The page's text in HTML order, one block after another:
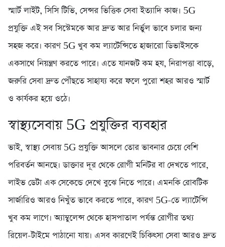
স্মার্ট লাইট, সিসি টিভি, সেন্সর ভিত্তিক সেবা ইত্যাদি কাজ। 5G
প্রযুক্তি এই সব সিস্টেমকে আর দ্রুত আর নির্ভুল ভাবে চলার জন্য
সহজ করে। কারণ 5G খুব কম ল্যাটেন্সিতে হাজারো ডিভাইসকে
একসাথে নিয়ন্ত্রণ করতে পারে। এতে যানজট কম হয, নিরাপত্তা বাড়ে,
জরুরি সেবা দ্রুত পৌঁছতে সাহায্য করে ফলে পুরো শহর আরও স্মার্ট
ও কার্যকর হয়ে ওঠে।
স্বাস্থ্যসেবায় 5G প্রযুক্তির ব্যবহার
ভাই, স্বাস্থ্য সেবায় 5G প্রযুক্তি আসলে তোর ভাবনার চেয়ে বেশি
পরিবর্তন আনছে। ডাক্তার দূর থেকে রোগী মনিটর বা দেখতে পারে,
লাইভ ডেটা এক সেকেন্ডে দেখে বুঝে নিতে পারে। এমনকি রোবটিক
সার্জারিও আরও নিখুঁত ভাবে করতে পারে, কারণ 5G-তে ল্যাটেন্সি
খুব কম লাগে। অ্যাম্বুলেন্স থেকে হাসপাতাল পর্যন্ত রোগীর তথ্য
রিয়েল-টাইমে পাঠানো যায়। এসব কারণেই চিকিৎসা সেবা আরও দ্রুত